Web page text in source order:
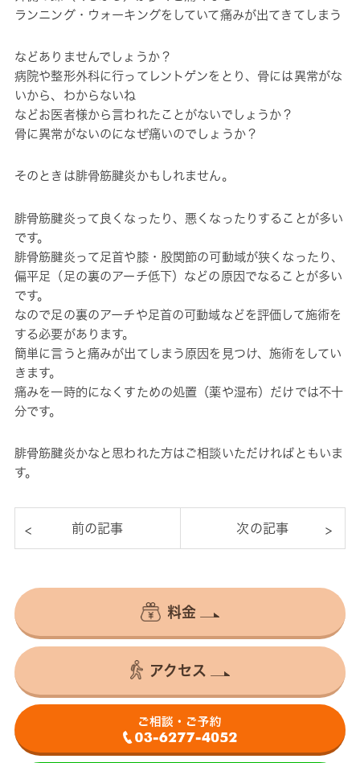
ランニング・ウォーキングをしていて痛みが出てきてしまう
などありませんでしょうか？
病院や整形外科に行ってレントゲンをとり、骨には異常がな
いから、わからないね
などお医者様から言われたことがないでしょうか？
骨に異常がないのになぜ痛いのでしょうか？
そのときは腓骨筋腱炎かもしれません。
腓骨筋腱炎って良くなったり、悪くなったりすることが多い
です。
腓骨筋腱炎って足首や膝・股関節の可動域が狭くなったり、
偏平足（足の裏のアーチ低下）などの原因でなることが多い
です。
なので足の裏のアーチや足首の可動域などを評価して施術を
する必要があります。
簡単に言うと痛みが出てしまう原因を見つけ、施術をしてい
きます。
痛みを一時的になくすための処置（薬や湿布）だけでは不十
分です。
腓骨筋腱炎かなと思われた方はご相談いただければともいま
す。
料金
アクセス